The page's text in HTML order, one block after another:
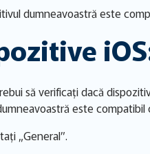
dumneavoastră este
să verificați dacă
este compatibil
„General”.